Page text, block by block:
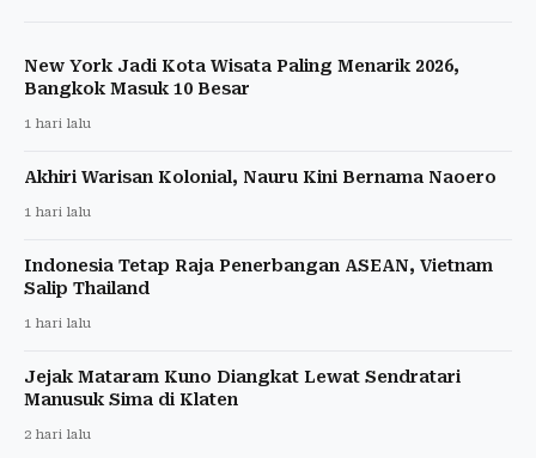
New York Jadi Kota Wisata Paling Menarik 2026,
Bangkok Masuk 10 Besar
1 hari lalu
Akhiri Warisan Kolonial, Nauru Kini Bernama Naoero
1 hari lalu
Indonesia Tetap Raja Penerbangan ASEAN, Vietnam
Salip Thailand
1 hari lalu
Jejak Mataram Kuno Diangkat Lewat Sendratari
Manusuk Sima di Klaten
2 hari lalu